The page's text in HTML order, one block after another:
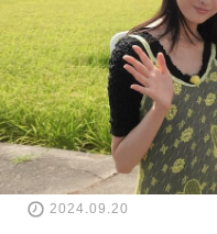
2024.09.20